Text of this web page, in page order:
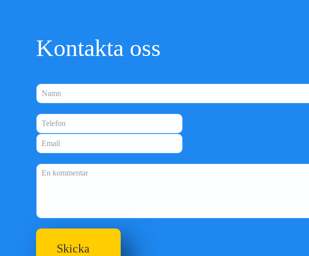
Kontakta oss
Skicka